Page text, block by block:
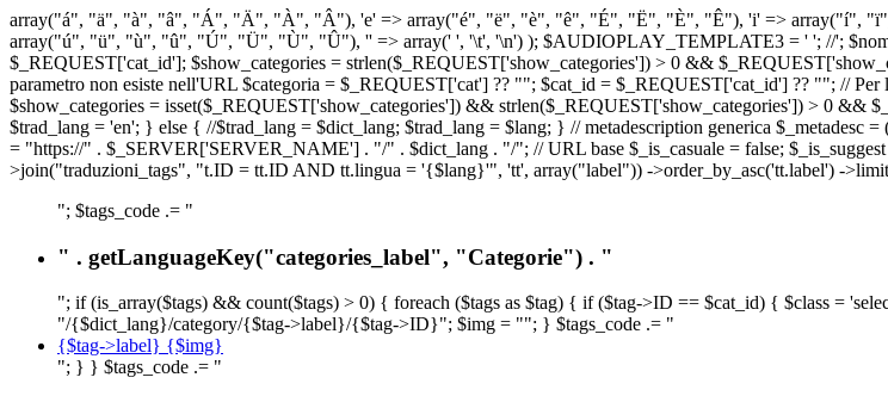
array("á", "ä", "à", "â", "Á", "Ä", "À", "Â"), 'e' => array("é", "ë", "è", "ê", "É", "Ë", "È", "Ê"), 'i' =>
array("ú", "ü", "ù", "û", "Ú", "Ü", "Ù", "Û"), '' => array(' ', '\t', '\n') ); $AUDIOPLAY_TEMPLATE3 = ' '; //';
$_REQUEST['cat_id']; $show_categories = strlen($_REQUEST['show_categories']) > 0 &&
parametro non esiste nell'URL $categoria = $_REQUEST['cat'] ?? ""; $cat_id = $_REQUEST['cat_id'] ?? ""; // Per
$show_categories = isset($_REQUEST['show_categories']) && strlen($_REQUEST['show_categories']) > 0
$trad_lang = 'en'; } else { //$trad_lang = $dict_lang; $trad_lang = $lang; } // metadescription generica
= "https://" . $_SERVER['SERVER_NAME'] . "/" . $dict_lang . "/"; // URL base $_is_casuale = false;
>join("traduzioni_tags", "t.ID = tt.ID AND tt.lingua = '{$lang}'", 'tt', array("label")) ->order_by_asc('tt.label') -
"; $tags_code .= "
" . getLanguageKey("categories_label", "Categorie") . "
"; if (is_array($tags) && count($tags) > 0) { foreach ($tags as $tag) { if ($tag->ID == $cat_id) { $class =
"/{$dict_lang}/category/{$tag->label}/{$tag->ID}"; $img = ""; } $tags_code .= "
{$tag->label} {$img}
"; } } $tags_code .= "